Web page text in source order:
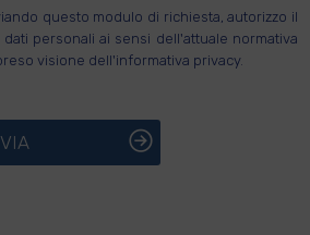
questo modulo di richiesta, autorizzo il
personali ai sensi dell'attuale normativa
visione dell'informativa privacy.